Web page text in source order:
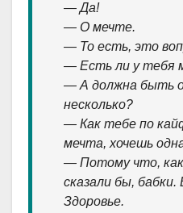
— Да!
— О мечте.
— То есть, это
— Есть ли у тебя
— А должна быть
несколько?
— Как тебе по
мечта, хочешь
— Потому что,
сказали бы,
Здоровье.